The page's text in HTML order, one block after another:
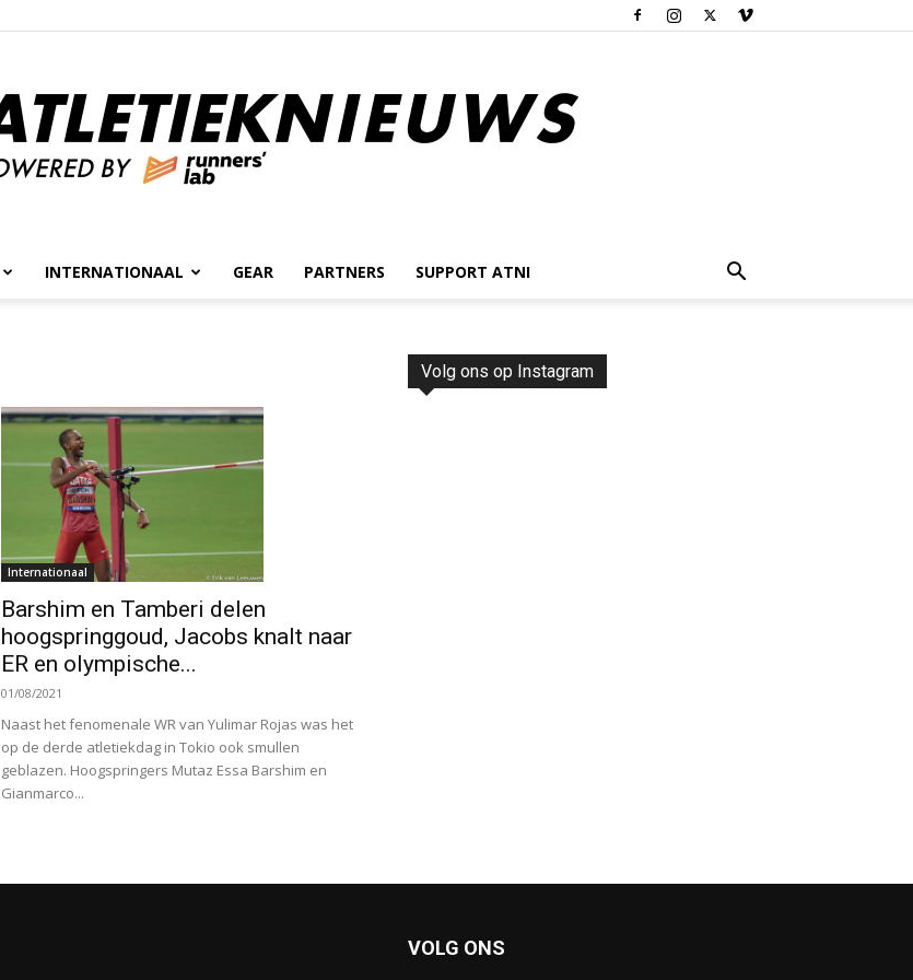
INTERNATIONAAL GEAR PARTNERS SUPPORT ATNI
Internationaal
Barshim en Tamberi delen
hoogspringgoud, Jacobs knalt naar
ER en olympische...
01/08/2021
Naast het fenomenale WR van Yulimar Rojas was het
op de derde atletiekdag in Tokio ook smullen
geblazen. Hoogspringers Mutaz Essa Barshim en
Gianmarco...
Volg ons op Instagram
VOLG ONS